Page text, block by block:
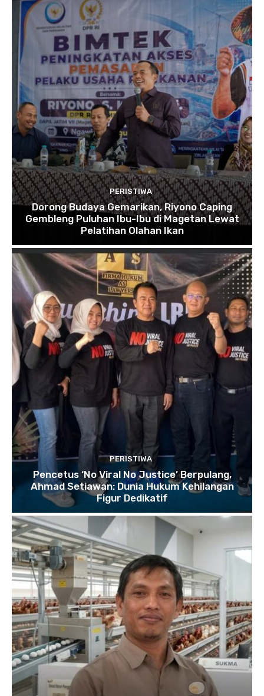
PERISTIWA
Dorong Budaya Gemarikan, Riyono Caping
Gembleng Puluhan Ibu-Ibu di Magetan Lewat
Pelatihan Olahan Ikan
PERISTIWA
Pencetus ‘No Viral No Justice’ Berpulang,
Ahmad Setiawan: Dunia Hukum Kehilangan
Figur Dedikatif